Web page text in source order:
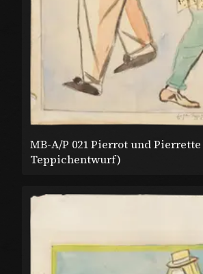
MB-A/P 021 Pierrot und
Teppichentwurf)